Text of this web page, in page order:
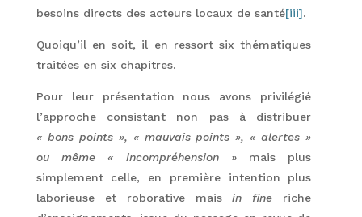
besoins directs des acteurs locaux de santé[iii].
Quoiqu’il en soit, il en ressort six thématiques
traitées en six chapitres.
Pour leur présentation nous avons privilégié
l’approche consistant non pas à distribuer
« bons points », « mauvais points », « alertes »
ou même« incompréhension » mais plus
simplement celle, en première intention plus
laborieuse et roborative maisin fine riche